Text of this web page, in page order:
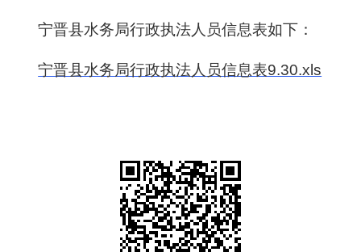
宁晋县水务局行政执法人员信息表如下：
宁晋县水务局行政执法人员信息表9.30.xls